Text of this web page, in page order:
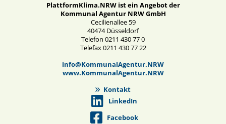
PlattformKlima.NRW ist ein Angebot der
Kommunal Agentur NRW GmbH
Cecilienallee 59
40474 Düsseldorf
Telefon 0211 430 77 0
Telefax 0211 430 77 22
info@KommunalAgentur.NRW
www.KommunalAgentur.NRW
Kontakt
LinkedIn
Facebook